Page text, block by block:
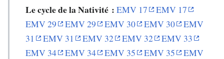
Le cycle de la Nativité : EMV 17
EMV 17
EMV 29
EMV 29 EMV 30 EMV 30
EMV
31
EMV 31 EMV 32 EMV 32
EMV 33
EMV 34
EMV 34 EMV 35 EMV 35
EMV